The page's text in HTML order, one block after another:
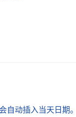
动插入当天日期。